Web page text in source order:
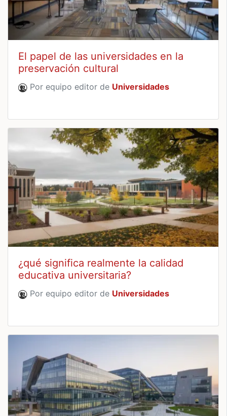
El papel de las universidades en la
preservación cultural
Por equipo editor de Universidades
¿qué significa realmente la calidad
educativa universitaria?
Por equipo editor de Universidades